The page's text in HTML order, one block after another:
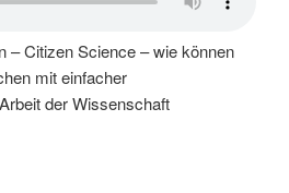
– Citizen Science – wie können
mit einfacher
der Wissenschaft